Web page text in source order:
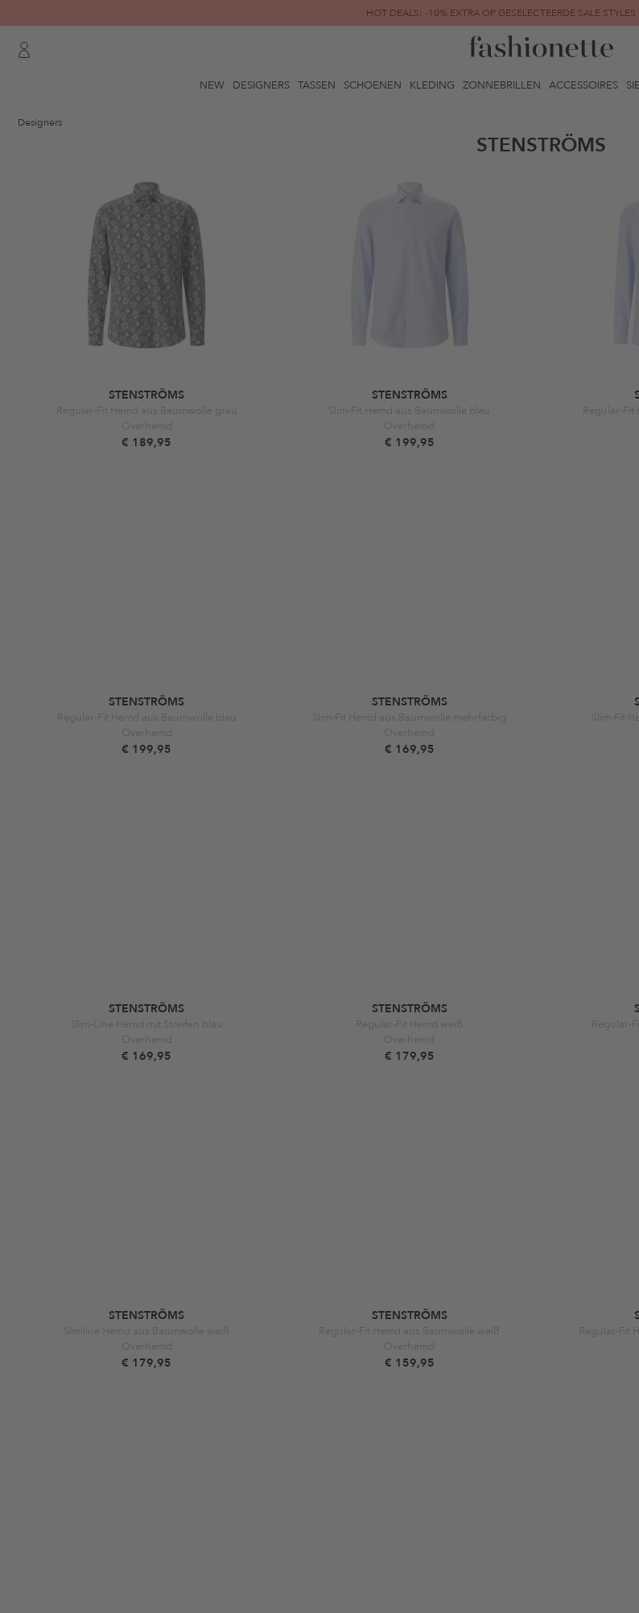
HOT DEALS: -10% EXTRA OP GESELECTEERDE SALE
FINAL SALE | TOT -80% GEREDUCEERD
NEW DESIGNERS TASSEN SCHOENEN KLEDING ZONNEBRILLEN ACCESSOIRES
Designers
STENSTRÖMS
STENSTRÖMS
Regular-Fit Hemd aus Baumwolle grau
Overhemd
€ 189,95
STENSTRÖMS
Slim-Fit Hemd aus Baumwolle blau
Overhemd
€ 199,95
Regular-Fit
STENSTRÖMS
Regular-Fit Hemd aus Baumwolle blau
Overhemd
€ 199,95
STENSTRÖMS
Slim-Fit Hemd aus Baumwolle mehrfarbig
Overhemd
€ 169,95
Slim-Fit
STENSTRÖMS
Slim-Line Hemd mit Streifen blau
Overhemd
€ 169,95
STENSTRÖMS
Regular-Fit Hemd weiß
Overhemd
€ 179,95
Regular-
STENSTRÖMS
Slimline Hemd aus Baumwolle weiß
Overhemd
€ 179,95
STENSTRÖMS
Regular-Fit Hemd aus Baumwolle weiß
Overhemd
€ 159,95
Regular-Fit